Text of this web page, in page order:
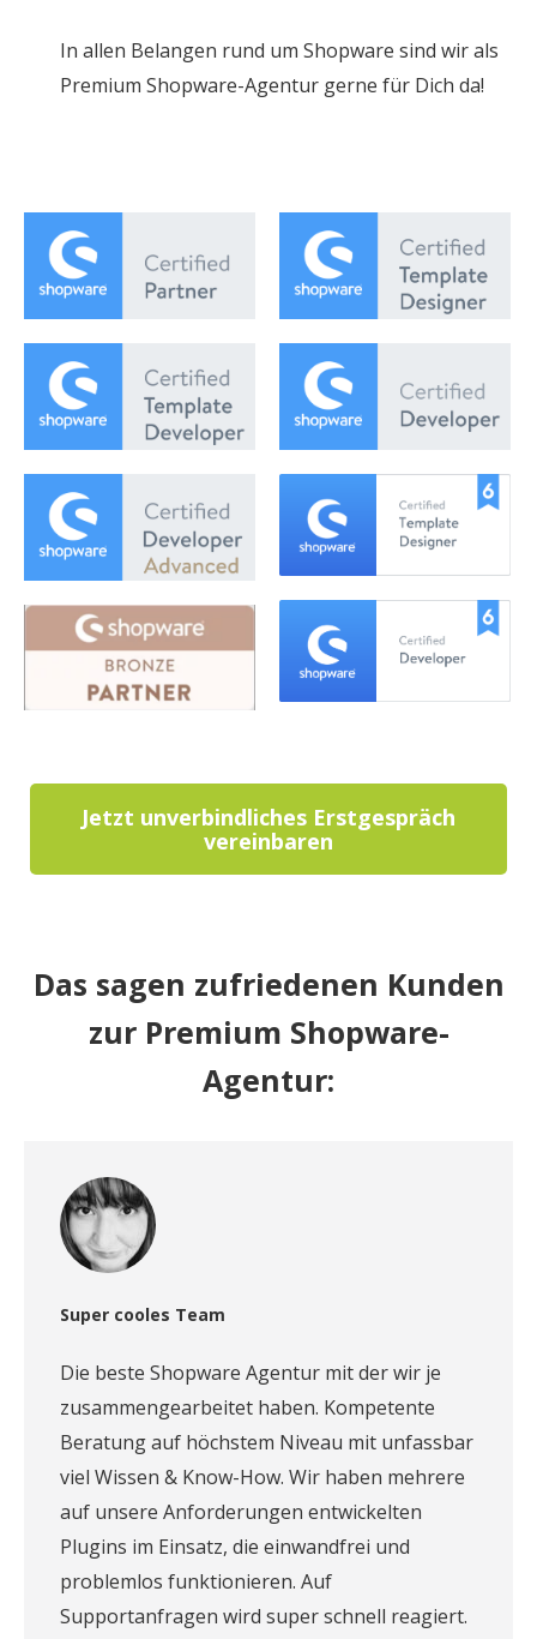
In allen Belangen rund um Shopware sind wir als
Premium Shopware-Agentur gerne für Dich da!
Jetzt unverbindliches Erstgespräch
vereinbaren
Das sagen zufriedenen Kunden
zur Premium Shopware-
Agentur:
Super cooles Team
Die beste Shopware Agentur mit der wir je
zusammengearbeitet haben. Kompetente
Beratung auf höchstem Niveau mit unfassbar
viel Wissen & Know-How. Wir haben mehrere
auf unsere Anforderungen entwickelten
Plugins im Einsatz, die einwandfrei und
problemlos funktionieren. Auf
Supportanfragen wird super schnell reagiert.